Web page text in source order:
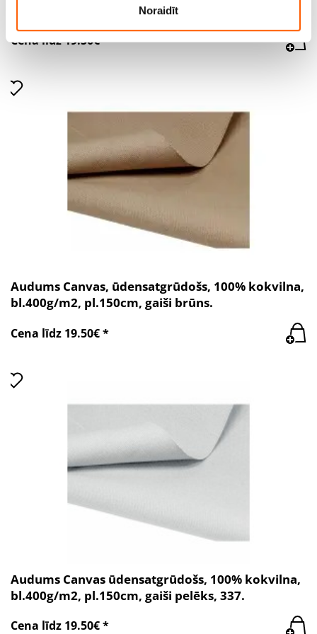
Noraidīt
bl.400g/m2, pl.150cm, bēšs, 101
Cena līdz 19.50€ *
Audums Canvas, ūdensatgrūdošs, 100% kokvilna,
bl.400g/m2, pl.150cm, gaiši brūns.
Cena līdz 19.50€ *
Audums Canvas ūdensatgrūdošs, 100% kokvilna,
bl.400g/m2, pl.150cm, gaiši pelēks, 337.
Cena līdz 19.50€ *